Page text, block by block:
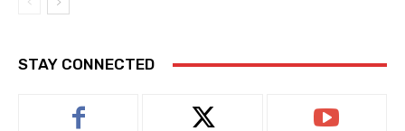
STAY CONNECTED